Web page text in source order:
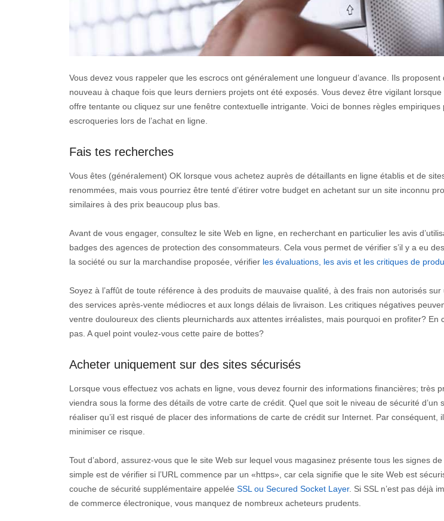
Vous devez vous rappeler que les escrocs ont généralement une longueur d’avance. Ils proposent
nouveau à chaque fois que leurs derniers projets ont été exposés. Vous devez être vigilant
offre tentante ou cliquez sur une fenêtre contextuelle intrigante. Voici de bonnes règles empiriques
escroqueries lors de l’achat en ligne.
Fais tes recherches
Vous êtes (généralement) OK lorsque vous achetez auprès de détaillants en ligne établis et de
renommées, mais vous pourriez être tenté d’étirer votre budget en achetant sur un site inconnu
similaires à des prix beaucoup plus bas.
Avant de vous engager, consultez le site Web en ligne, en recherchant en particulier les avis
badges des agences de protection des consommateurs. Cela vous permet de vérifier s’il y a eu
la société ou sur la marchandise proposée, vérifier les évaluations, les avis et les critiques de
Soyez à l’affût de toute référence à des produits de mauvaise qualité, à des frais non autorisés
des services après-vente médiocres et aux longs délais de livraison. Les critiques négatives
ventre douloureux des clients pleurnichards aux attentes irréalistes, mais pourquoi en profiter? En
pas. A quel point voulez-vous cette paire de bottes?
Acheter uniquement sur des sites sécurisés
Lorsque vous effectuez vos achats en ligne, vous devez fournir des informations financières; très
viendra sous la forme des détails de votre carte de crédit. Quel que soit le niveau de sécurité d’un
réaliser qu’il est risqué de placer des informations de carte de crédit sur Internet. Par conséquent,
minimiser ce risque.
Tout d’abord, assurez-vous que le site Web sur lequel vous magasinez présente tous les signes
simple est de vérifier si l’URL commence par un «https», car cela signifie que le site Web est
couche de sécurité supplémentaire appelée SSL ou Secured Socket Layer. Si SSL n’est pas déjà
de commerce électronique, vous manquez de nombreux acheteurs prudents.